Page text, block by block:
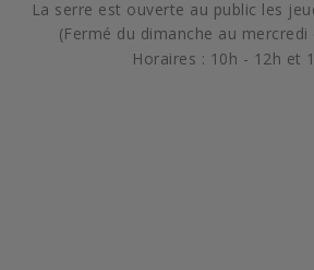
La serre est ouverte au public les
(Fermé du dimanche au
Horaires : 10h - 12h et